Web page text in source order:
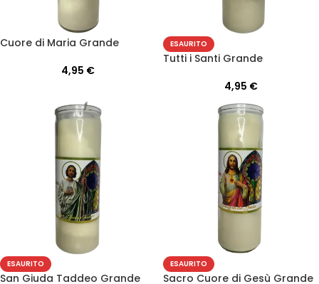
Cuore di Maria Grande
4,95 €
ESAURITO
Tutti i Santi Grande
4,95 €
ESAURITO
San Giuda Taddeo Grande
ESAURITO
Sacro Cuore di Gesù Grande